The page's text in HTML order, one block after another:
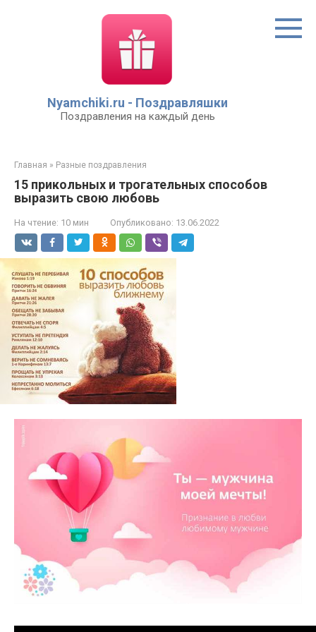
Nyamchiki.ru - Поздравляшки
Поздравления на каждый день
Главная » Разные поздравления
15 прикольных и трогательных способов
выразить свою любовь
На чтение: 10 мин Опубликовано: 13.06.2022